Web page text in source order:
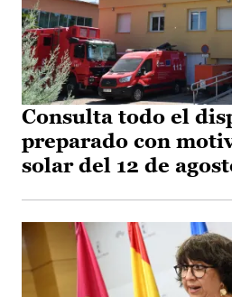
Consulta todo el
preparado con
solar del 12 de